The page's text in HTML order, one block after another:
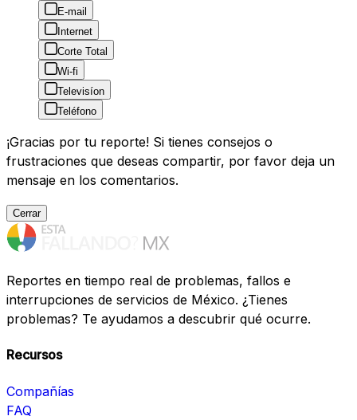
E-mail
Internet
Corte Total
Wi-fi
Televisíon
Teléfono
¡Gracias por tu reporte! Si tienes consejos o
frustraciones que deseas compartir, por favor deja un
mensaje en los comentarios.
Cerrar
Reportes en tiempo real de problemas, fallos e
interrupciones de servicios de México. ¿Tienes
problemas? Te ayudamos a descubrir qué ocurre.
Recursos
Compañías
FAQ